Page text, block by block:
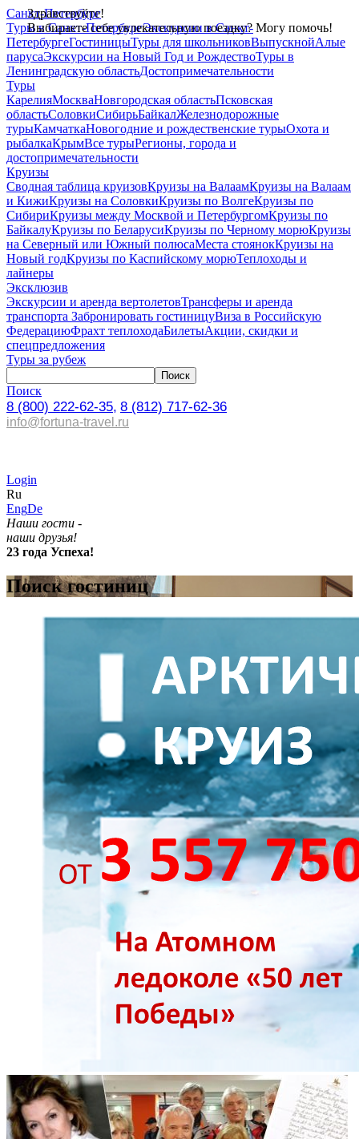
Здравствуйте!
Выбираете себе увлекательную поездку? Могу помочь!
Санкт-Петербург
Туры в Санкт-ПетербургЭкскурсии в Санкт-
ПетербургеГостиницыТуры для школьниковВыпускнойАлые
парусаЭкскурсии на Новый Год и РождествоТуры в
Ленинградскую областьДостопримечательности
Туры
КарелияМоскваНовгородская областьПсковская
областьСоловкиСибирьБайкалЖелезнодорожные
турыКамчаткаНовогодние и рождественские турыОхота и
рыбалкаКрымВсе турыРегионы, города и
достопримечательности
Круизы
Сводная таблица круизовКруизы на ВалаамКруизы на Валаам
и КижиКруизы на СоловкиКруизы по ВолгеКруизы по
СибириКруизы между Москвой и ПетербургомКруизы по
БайкалуКруизы по БеларусиКруизы по Черному морюКруизы
на Северный или Южный полюсаМеста стоянокКруизы на
Новый годКруизы по Каспийскому морюТеплоходы и
лайнеры
Эксклюзив
Экскурсии и аренда вертолетовТрансферы и аренда
транспорта Забронировать гостиницуВиза в Российскую
ФедерациюФрахт теплоходаБилетыАкции, скидки и
спецпредложения
Туры за рубеж
Поиск
8 (800) 222-62-35, 8 (812) 717-62-36
info@fortuna-travel.ru
Login
Ru
EngDe
Наши гости -
наши друзья!
23 года Успеха!
Поиск гостиниц